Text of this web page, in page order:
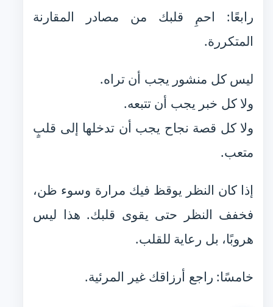
رابعًا: احمِ قلبك من مصادر المقارنة
المتكررة.
ليس كل منشور يجب أن تراه.
ولا كل خبر يجب أن تتبعه.
ولا كل قصة نجاح يجب أن تدخلها إلى قلبٍ
متعب.
إذا كان النظر يوقظ فيك مرارة وسوء ظن،
فخفف النظر حتى يقوى قلبك. هذا ليس
هروبًا، بل رعاية للقلب.
خامسًا: راجع أرزاقك غير المرئية.